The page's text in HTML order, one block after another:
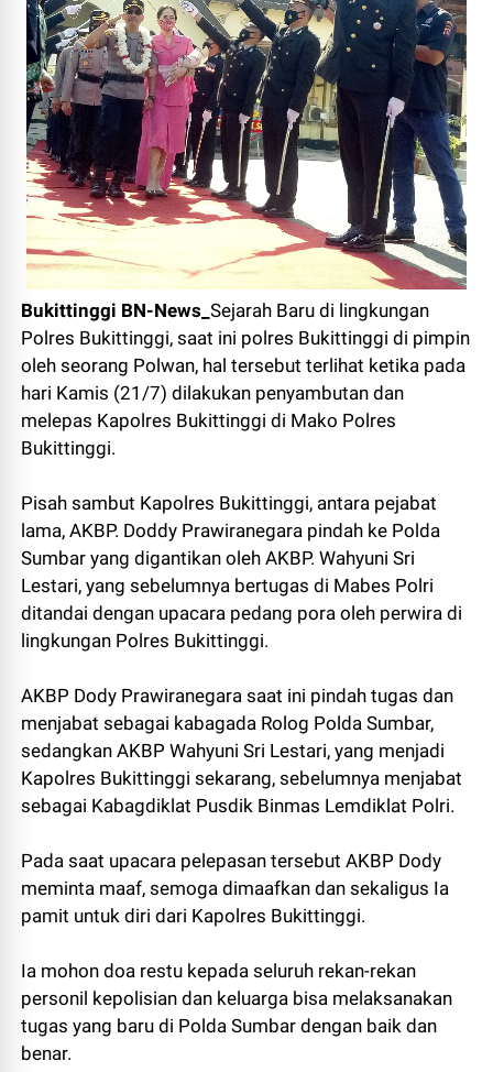
Bukittinggi BN-News_Sejarah Baru di lingkungan
Polres Bukittinggi, saat ini polres Bukittinggi di pimpin
oleh seorang Polwan, hal tersebut terlihat ketika pada
hari Kamis (21/7) dilakukan penyambutan dan
melepas Kapolres Bukittinggi di Mako Polres
Bukittinggi.
Pisah sambut Kapolres Bukittinggi, antara pejabat
lama, AKBP. Doddy Prawiranegara pindah ke Polda
Sumbar yang digantikan oleh AKBP. Wahyuni Sri
Lestari, yang sebelumnya bertugas di Mabes Polri
ditandai dengan upacara pedang pora oleh perwira di
lingkungan Polres Bukittinggi.
AKBP Dody Prawiranegara saat ini pindah tugas dan
menjabat sebagai kabagada Rolog Polda Sumbar,
sedangkan AKBP Wahyuni Sri Lestari, yang menjadi
Kapolres Bukittinggi sekarang, sebelumnya menjabat
sebagai Kabagdiklat Pusdik Binmas Lemdiklat Polri.
Pada saat upacara pelepasan tersebut AKBP Dody
meminta maaf, semoga dimaafkan dan sekaligus Ia
pamit untuk diri dari Kapolres Bukittinggi.
Ia mohon doa restu kepada seluruh rekan-rekan
personil kepolisian dan keluarga bisa melaksanakan
tugas yang baru di Polda Sumbar dengan baik dan
benar.